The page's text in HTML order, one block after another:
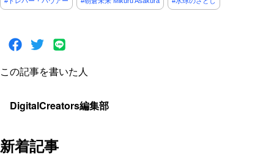
この記事を書いた人
DigitalCreators編集部
新着記事